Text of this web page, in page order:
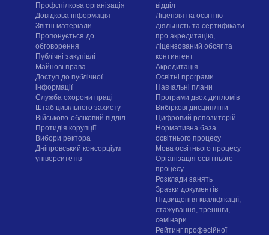
Профспілкова організація
Довідкова інформація
Звітні матеріали
Пропонується до
обговорення
Публічні закупівлі
Майнові права
Доступ до публічної
інформації
Служба охорони праці
Штаб цивільного захисту
Військово-обліковий відділ
Протидія корупції
Вибори ректора
Дніпровський консорціум
університетів
відділ
Ліцензія на освітню
діяльність та сертифікати
про акредитацію,
ліцензований обсяг та
контингент
Акредитація
Освітні програми
Навчальні плани
Програми двох дипломів
Вибіркові дисципліни
Цифровий репозиторій
Нормативна база
освітнього процесу
Мова освітнього процесу
Організація освітнього
процесу
Розклади занять
Зразки документів
Підвищення кваліфікації,
стажування, тренінги,
семінари
Рейтинг професійної